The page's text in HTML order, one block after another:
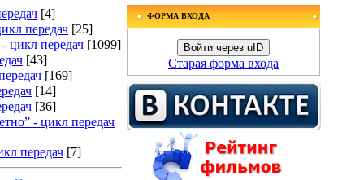
[4]
передач [25]
цикл передач [1099]
[43]
[169]
[14]
[36]
- цикл передач
передач [7]
ФОРМА ВХОДА
Войти через uID
Старая форма входа